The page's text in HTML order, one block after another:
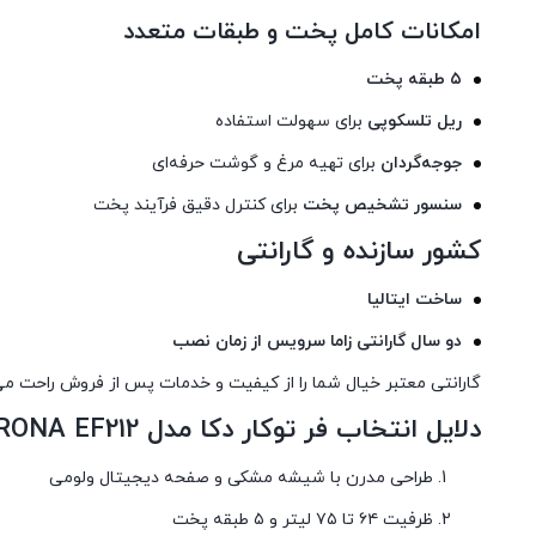
امکانات کامل پخت و طبقات متعدد
۵ طبقه پخت
ریل تلسکوپی برای سهولت استفاده
جوجه‌گردان برای تهیه مرغ و گوشت حرفه‌ای
سنسور تشخیص پخت برای کنترل دقیق فرآیند پخت
کشور سازنده و گارانتی
ساخت ایتالیا
دو سال گارانتی زاما سرویس از زمان نصب
گارانتی معتبر خیال شما را از کیفیت و خدمات پس از فروش راحت
دلایل انتخاب فر توکار دکا مدل VERONA EF212
طراحی مدرن با شیشه مشکی و صفحه دیجیتال ولومی
ظرفیت ۶۴ تا ۷۵ لیتر و ۵ طبقه پخت